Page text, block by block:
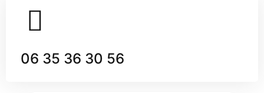
06 35 36 30 56